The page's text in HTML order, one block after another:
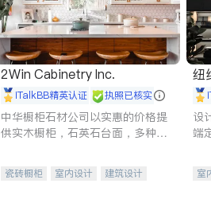
2Win Cabinetry Inc.
iTalkBB精英认证 执照已核实
中华橱柜石材公司以实惠的价格提
供实木橱柜，石英石台面，多种优
瓷砖橱柜 室内设计
建筑设计
纽约
E
设
端
室